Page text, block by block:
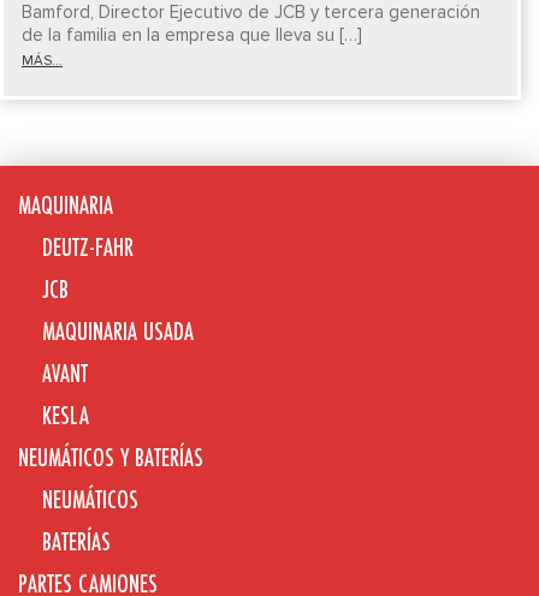
Bamford, Director Ejecutivo de JCB y tercera generación
de la familia en la empresa que lleva su […]
MÁS...
MAQUINARIA
DEUTZ-FAHR
JCB
MAQUINARIA USADA
AVANT
KESLA
NEUMÁTICOS Y BATERÍAS
NEUMÁTICOS
BATERÍAS
PARTES CAMIONES